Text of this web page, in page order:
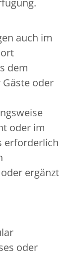
auch im
dem
oder
oder im
erforderlich
ergänzt
oder